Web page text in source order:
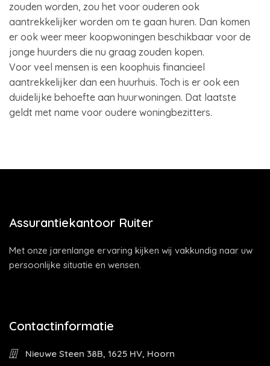
zouden worden, zou het voor ouderen ook
aantrekkelijker worden om te gaan huren. Dan komen
er ook weer meer koopwoningen beschikbaar voor de
jonge huurders die nu graag zouden kopen.
Voor veel mensen is een koophuis financieel
aantrekkelijker dan een huurhuis. Toch is er ook een
duidelijke behoefte aan huurwoningen. Dat laatste
geldt met name voor oudere woningbezitters.
Assurantiekantoor Ruiter
Met onze jarenlange ervaring kijken wij vakkundig naar uw
persoonlijke situatie en wensen.
Contactinformatie
Nieuwe Steen 38B, 1625 HV, Hoorn